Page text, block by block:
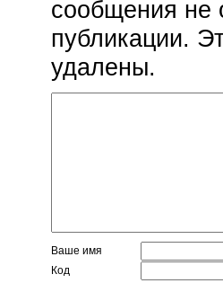
сообщения не
публикации.
удалены.
Ваше имя
Код